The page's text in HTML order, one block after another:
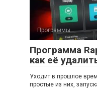
Программы
Программа
как её
Уходит в прошлое
простые из них,